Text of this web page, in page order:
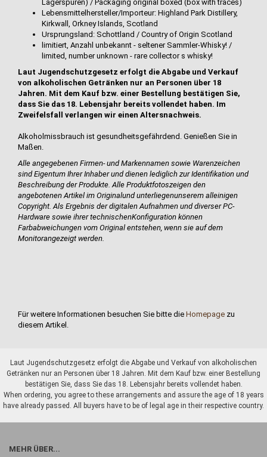
Lagerspuren) / Packaging original boxed (box with traces)
Lebensmittelhersteller/Importeur: Highland Park Distillery,
Kirkwall, Orkney Islands, Scotland
Ursprungsland: Schottland / Country of Origin Scotland
limitiert, Anzahl unbekannt - seltener Sammler-Whisky! /
limited, number unknown - rare collector s whisky!
Laut Jugendschutzgesetz erfolgt die Abgabe und Verkauf
von alkoholischen Getränken nur an Personen über 18
Jahren. Mit dem Kauf bzw. einer Bestellung bestätigen Sie,
dass Sie das 18. Lebensjahr bereits vollendet haben. Im
Zweifelsfall verlangen wir einen Altersnachweis.
Alkoholmissbrauch ist gesundheitsgefährdend. Genießen Sie in
Maßen.
Alle angegebenen Firmen- und Markennamen sowie Warenzeichen
sind Eigentum Ihrer Inhaber und dienen lediglich zur Identifikation und
Beschreibung der Produkte.Alle Produktfotoszeigen den
angebotenen Artikel im Originalund unterliegenunserem alleinigen
Copyright. Als Ergebnis der digitalen Aufnahmen und diverser PC-
Hardware sowie ihrer technischenKonfiguration können
Farbabweichungen vom Original entstehen, wenn sie auf dem
Monitorangezeigt werden.
Für weitere Informationen besuchen Sie bitte die Homepage zu
diesem Artikel.
Laut Jugendschutzgesetz erfolgt die Abgabe und Verkauf von alkoholischen
Getränken nur an Personen über 18 Jahren. Mit dem Kauf bzw. einer Bestellung
bestätigen Sie, dass Sie das 18. Lebensjahr bereits vollendet haben.
When ordering, you agree to these arrangements and assure the age of 18 years
have already passed. All buyers have to be of legal age in their respective country.
MEHR ÜBER...